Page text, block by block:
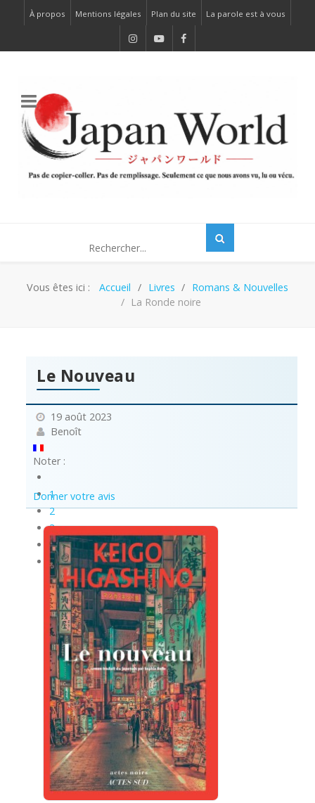
À propos Mentions légales Plan du site La parole est à vous
Vous êtes ici : Accueil Livres
Romans & Nouvelles
La Ronde noire
Le Nouveau
19 août 2023
Benoît
Noter :
1
2
3
4
5
Donner votre avis